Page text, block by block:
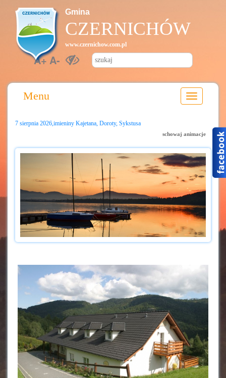
Gmina
CZERNICHÓW
www.czernichow.com.pl
A+A-
Menu
7 sierpnia 2026,imieniny Kajetana, Doroty, Sykstusa
schowaj animacje